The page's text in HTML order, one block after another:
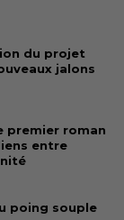
du projet
jalons
premier roman
entre
poing souple